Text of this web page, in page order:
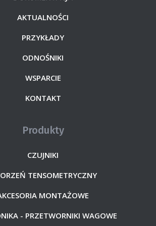
AKTUALNOŚCI
PRZYKŁADY
ODNOŚNIKI
WSPARCIE
KONTAKT
Produkty
CZUJNIKI
TENSOMETRYCZNY
MONTAŻOWE
- PRZETWORNIKI WAGOWE